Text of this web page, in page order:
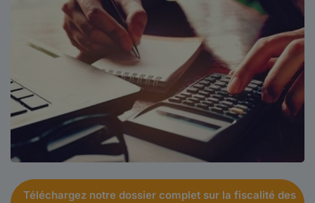
Téléchargez notre dossier complet sur la fiscalité des